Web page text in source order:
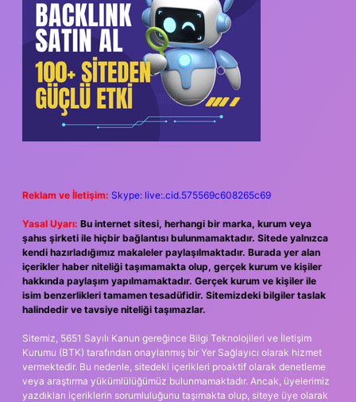
Reklam ve İletişim: Skype: live:.cid.575569c608265c69
Yasal Uyarı: Bu internet sitesi, herhangi bir marka, kurum veya
şahıs şirketi ile hiçbir bağlantısı bulunmamaktadır. Sitede yalnızca
kendi hazırladığımız makaleler paylaşılmaktadır. Burada yer alan
içerikler haber niteliği taşımamakta olup, gerçek kurum ve kişiler
hakkında paylaşım yapılmamaktadır. Gerçek kurum ve kişiler ile
isim benzerlikleri tamamen tesadüfidir. Sitemizdeki bilgiler taslak
halindedir ve tavsiye niteliği taşımazlar.
Sitemiz, 5651 Sayılı Kanun gereğince Bilgi Teknolojileri ve İletişim
Kurumu (BTK) tarafından onaylanmış bir Yer Sağlayıcı olarak hizmet
vermektedir. Bu nedenle, sitedeki içerikleri proaktif olarak denetleme
veya araştırma yükümlülüğümüz bulunmamaktadır. Ancak, üyelerimiz
yazdıkları içeriklerin sorumluluğunu taşımakta olup, siteye üye olarak